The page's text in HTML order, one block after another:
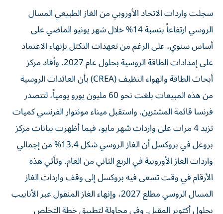
سجلت واردات الاتحاد الأوروبي من الغاز الطبيعي المسال
الروسي ارتفاعاً بنسبة 14% خلال شهر يونيو الماضي على
أساس سنوي، على الرغم من تعهدات التكتل بإنهاء الاعتماد
على إمدادات الطاقة الروسية بحلول عام 2027. وأفاد مركز
أبحاث الطاقة والهواء النظيف (CREA) بأن العائدات الروسية
من هذه المبيعات بلغت نحو 60 مليون يورو يومياً، لتتصدر
فرنسا قائمة المشترين. واستقبل ميناء مونتوار الفرنسي كميات
تزيد 4 مرات على واردات شهر مايو، فيما أظهرت بيانات مركز
بروغل في بروكسل أن الغاز الروسي شكل 13.4% من إجمالي
واردات الغاز الأوروبية في الربع الثاني من العام. وتأتي هذه
الأرقام في وقت تسعى فيه بروكسل إلى وقف واردات الغاز
المسال الروسي مطلع 2027، وإنهاء الغاز المنقول عبر الأنابيب